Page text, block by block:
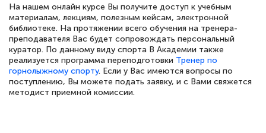
подчеркуть, что при обращении
оперативно связались со мной
специалисты, ответили на все
интересующие вопросы и в течении
двух…
На нашем онлайн курсе Вы получите доступ к учебным
материалам, лекциям, полезным кейсам, электронной
библиотеке. На протяжении всего обучения на тренера-
преподавателя Вас будет сопровождать персональный
куратор. По данному виду спорта В Академии также
реализуется программа переподготовки Тренер по
горнолыжному спорту. Если у Вас имеются вопросы по
поступлению, Вы можете подать заявку, и с Вами свяжется
методист приемной комиссии.